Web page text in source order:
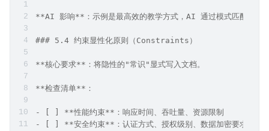
**AI 影响**：示例是最高效的教学方式，AI 通过模式匹配生成
### 5.4 约束显性化原则（Constraints）
**核心要求**：将隐性的"常识"显式写入文档。
**检查清单**：
- [ ] **性能约束**：响应时间、吞吐量、资源限制
- [ ] **安全约束**：认证方式、授权级别、数据加密要求